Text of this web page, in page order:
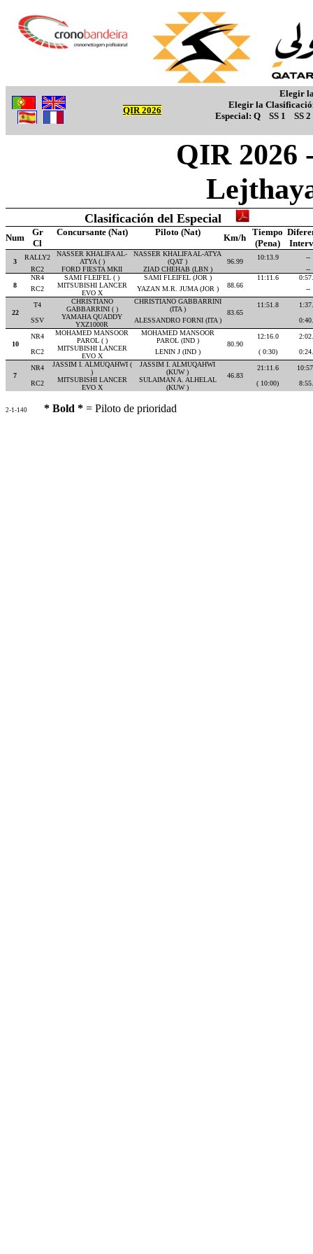
QIR 2026
Elegir
Elegir la
Especial: Q SS 1 SS 2
QIR 2026
Clasificación del Especial
Num
Gr Concursante (Nat) Piloto (Nat)
Km/h
Tiempo
Cl
(Pena)
3
RALLY2
NASSER KHALIFA AL-
ATYA ( )
NASSER KHALIFA AL-ATYA
(QAT )
96.99
10:13.9
--
RC2
FORD FIESTA MKII ZIAD CHEHAB (LBN ) --
8
NR4 SAMI FLEIFEL ( )
SAMI FLEIFEL (JOR )
88.66
11:11.6
RC2
MITSUBISHI LANCER
EVO X
YAZAN M.R. JUMA (JOR ) --
22
T4
CHRISTIANO
GABBARRINI ( )
CHRISTIANO GABBARRINI
(ITA )
83.65
11:51.8
SSV
YAMAHA QUADDY
YXZ1000R
ALESSANDRO FORNI (ITA )
10
NR4
MOHAMED MANSOOR
PAROL ( )
MOHAMED MANSOOR
PAROL (IND )
80.90
12:16.0
RC2
MITSUBISHI LANCER
EVO X
LENIN J (IND ) ( 0:30)
7
NR4
JASSIM I. ALMUQAHWI (
)
JASSIM I. ALMUQAHWI
(KUW )
46.83
21:11.6
RC2
MITSUBISHI LANCER
EVO X
SULAIMAN A. ALHELAL
(KUW )
( 10:00)
2-1-140 * Bold * = Piloto de prioridad